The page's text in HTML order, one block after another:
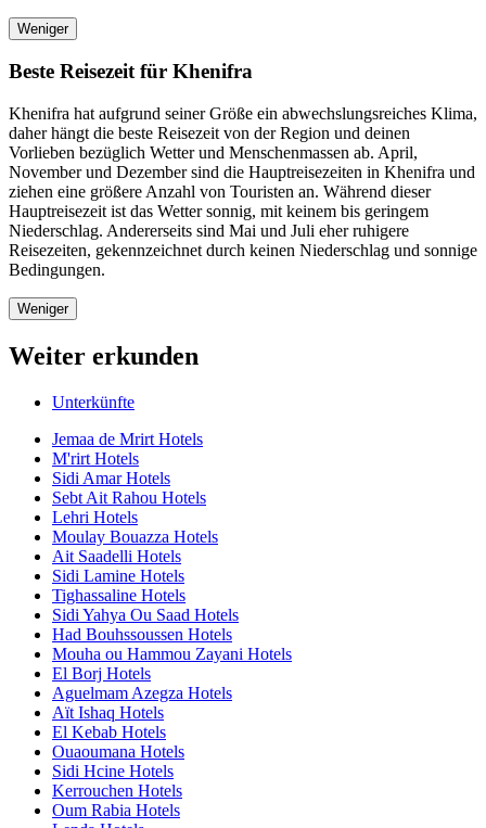
Weniger
Beste Reisezeit für Khenifra
Khenifra hat aufgrund seiner Größe ein abwechslungsreiches Klima,
daher hängt die beste Reisezeit von der Region und deinen
Vorlieben bezüglich Wetter und Menschenmassen ab. April,
November und Dezember sind die Hauptreisezeiten in Khenifra und
ziehen eine größere Anzahl von Touristen an. Während dieser
Hauptreisezeit ist das Wetter sonnig, mit keinem bis geringem
Niederschlag. Andererseits sind Mai und Juli eher ruhigere
Reisezeiten, gekennzeichnet durch keinen Niederschlag und sonnige
Bedingungen.
Weniger
Weiter erkunden
Unterkünfte
Jemaa de Mrirt Hotels
M'rirt Hotels
Sidi Amar Hotels
Sebt Ait Rahou Hotels
Lehri Hotels
Moulay Bouazza Hotels
Ait Saadelli Hotels
Sidi Lamine Hotels
Tighassaline Hotels
Sidi Yahya Ou Saad Hotels
Had Bouhssoussen Hotels
Mouha ou Hammou Zayani Hotels
El Borj Hotels
Aguelmam Azegza Hotels
Aït Ishaq Hotels
El Kebab Hotels
Ouaoumana Hotels
Sidi Hcine Hotels
Kerrouchen Hotels
Oum Rabia Hotels